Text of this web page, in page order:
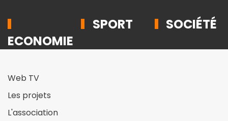
ECONOMIE
SPORT SOCIÉTÉ
Web TV
Les projets
L'association